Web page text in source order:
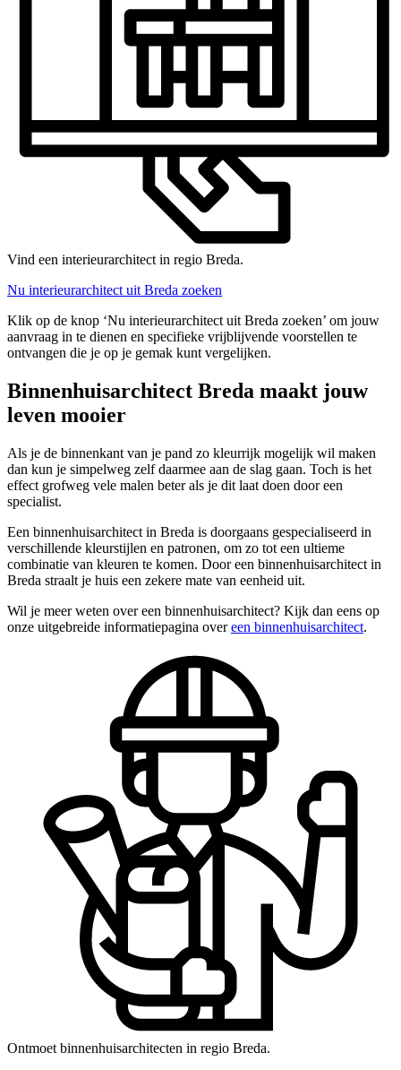
Vind een interieurarchitect in regio Breda.
Nu interieurarchitect uit Breda zoeken
Klik op de knop ‘Nu interieurarchitect uit Breda zoeken’ om jouw
aanvraag in te dienen en specifieke vrijblijvende voorstellen te
ontvangen die je op je gemak kunt vergelijken.
Binnenhuisarchitect Breda maakt jouw
leven mooier
Als je de binnenkant van je pand zo kleurrijk mogelijk wil maken
dan kun je simpelweg zelf daarmee aan de slag gaan. Toch is het
effect grofweg vele malen beter als je dit laat doen door een
specialist.
Een binnenhuisarchitect in Breda is doorgaans gespecialiseerd in
verschillende kleurstijlen en patronen, om zo tot een ultieme
combinatie van kleuren te komen. Door een binnenhuisarchitect in
Breda straalt je huis een zekere mate van eenheid uit.
Wil je meer weten over een binnenhuisarchitect? Kijk dan eens op
onze uitgebreide informatiepagina overeen binnenhuisarchitect.
Ontmoet binnenhuisarchitecten in regio Breda.